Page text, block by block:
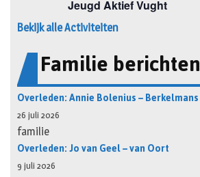
Bekijk alle Activiteiten
Familie berichten
Overleden: Annie Bolenius – Berkelmans
26 juli 2026
familie
Overleden: Jo van Geel – van Oort
9 juli 2026